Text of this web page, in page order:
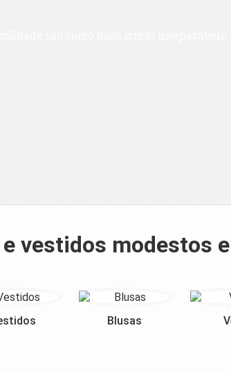
vestidos modestos
Blusas